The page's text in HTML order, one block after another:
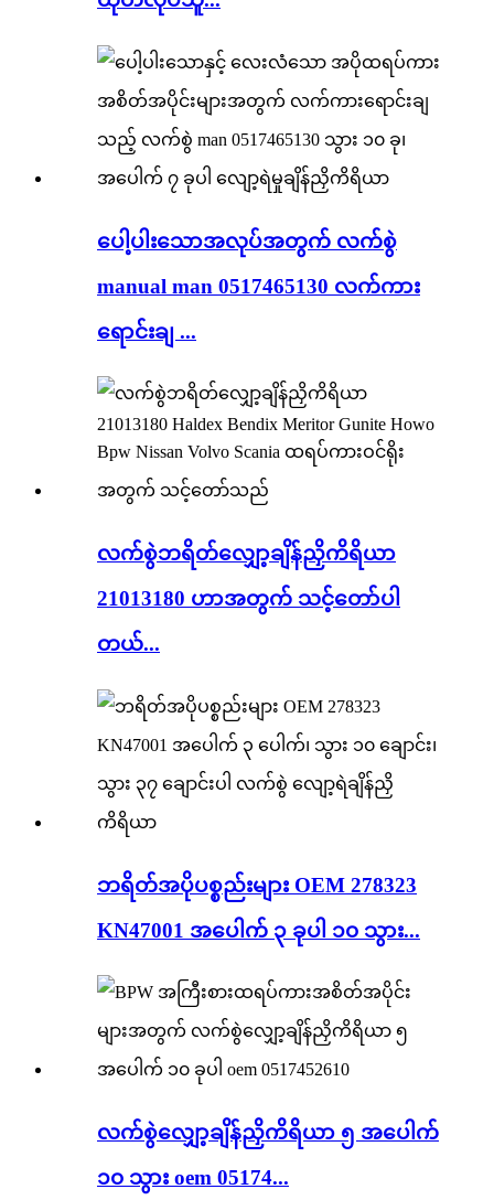
ပေါ့ပါးသောအလုပ်အတွက် လက်စွဲ
manual man 0517465130 လက်ကား
ရောင်းချ ...
လက်စွဲဘရိတ်လျှော့ချိန်ညှိကိရိယာ
21013180 ဟာအတွက် သင့်တော်ပါ
တယ်...
ဘရိတ်အပိုပစ္စည်းများ OEM 278323
KN47001 အပေါက် ၃ ခုပါ ၁၀ သွား...
လက်စွဲလျှော့ချိန်ညှိကိရိယာ ၅ အပေါက်
၁၀ သွား oem 05174...